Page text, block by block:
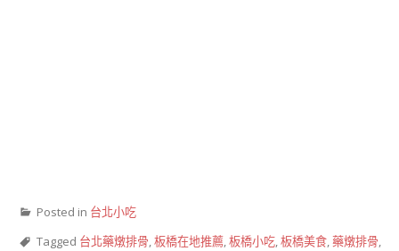
Posted in 台北小吃
Tagged 台北藥燉排骨,板橋在地推薦,板橋小吃,板橋美食,藥燉排骨,